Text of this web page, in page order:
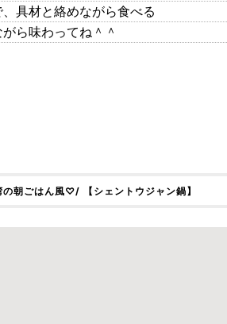
具材と絡めながら食べる
ら味わってね＾＾
朝ごはん風♡/ 【シェントウジャン鍋】